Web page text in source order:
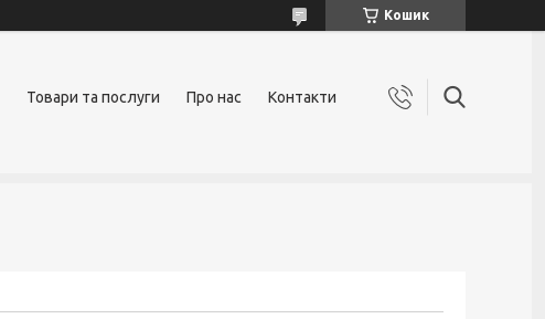
Кошик
Товари та послуги Про нас Контакти